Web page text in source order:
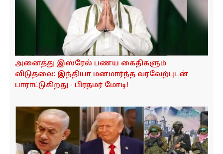
பாலஸ்தீன மேற்குக் கரையில் 450 ஏக்கர்
நிலத்தைக் கையகப்படுத்த இஸ்ரேல் திட்டம்!